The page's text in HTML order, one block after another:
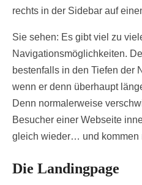
rechts in der Sidebar auf
Sie sehen: Es gibt viel zu
Navigationsmöglichkeiten.
bestenfalls in den Tiefen der
wenn er denn überhaupt
Denn normalerweise
Besucher einer Webseite
gleich wieder… und kommen
Die Landingpage